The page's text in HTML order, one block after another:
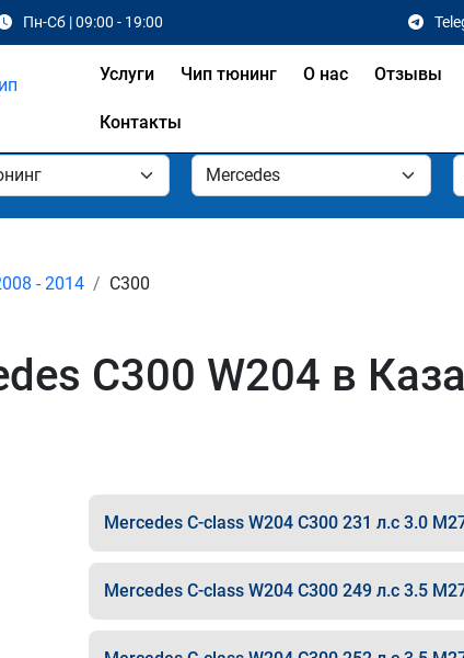
Пн-Сб | 09:00 - 19:00
Услуги Чип тюнинг О нас Отзывы
Контакты
- 2014 C300
C300 W204 в
Mercedes C-class W204 C300 231 л.с 3.0
Mercedes C-class W204 C300 249 л.с 3.5